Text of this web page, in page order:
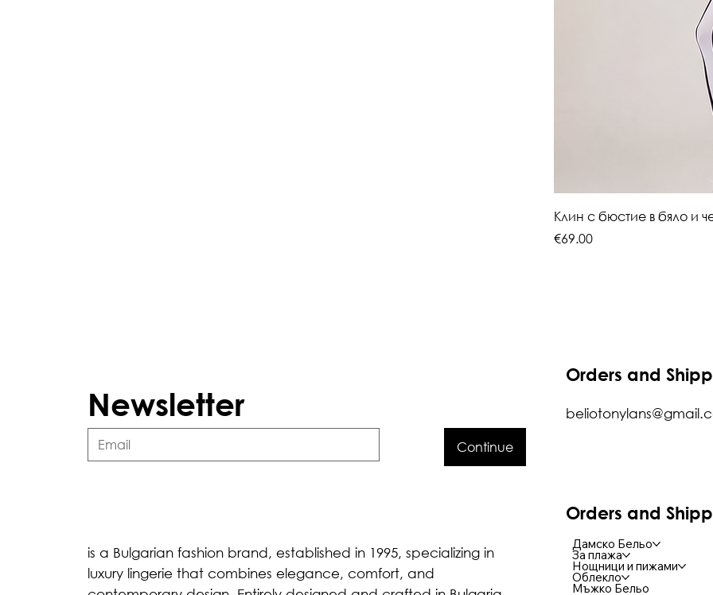
Клин с бюстие в бяло и
Price
€69.00
Newsletter
Continue
Orders and
is a Bulgarian fashion brand, established in 1995, specializing in
luxury lingerie that combines elegance, comfort, and
Orders and
Дамско Бельо
За плажа
Нощници и пижами
Облекло
Мъжко Бельо